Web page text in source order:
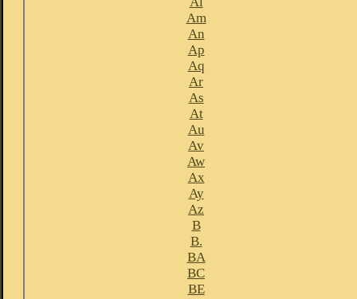
Am
An
Ap
Aq
Ar
As
At
Au
Av
Aw
Ax
Ay
Az
B
B.
BA
BC
BE